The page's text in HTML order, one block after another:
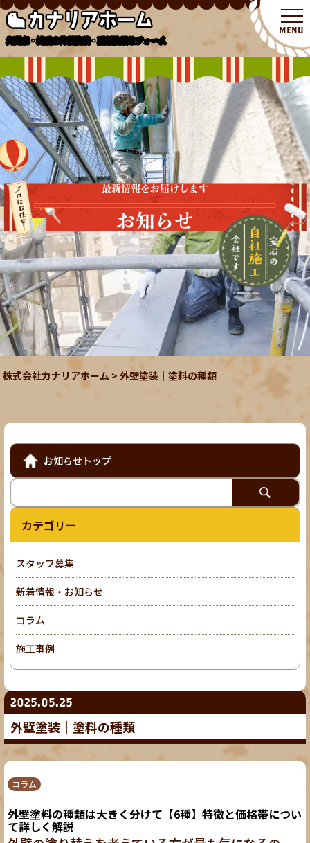
北関東・埼玉の外壁塗装・屋根塗装リフォーム
最新情報をお届けします
お知らせ
株式会社カナリアホーム >外壁塗装｜塗料の種類
2025.05.25
外壁塗装｜塗料の種類
コラム
外壁塗料の種類は大きく分けて【6種】特徴と価格帯につい
て詳しく解説
お知らせトップ
カテゴリー
スタッフ募集
新着情報・お知らせ
コラム
施工事例